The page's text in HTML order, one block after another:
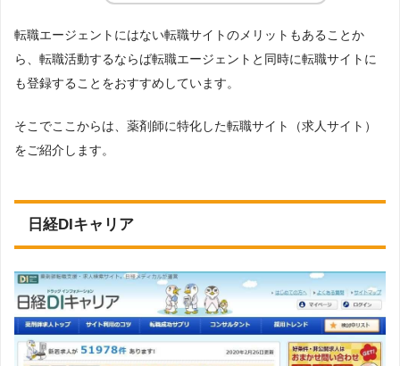
転職エージェントにはない転職サイトのメリットもあることか
ら、転職活動するならば転職エージェントと同時に転職サイトに
も登録することをおすすめしています。
そこでここからは、薬剤師に特化した転職サイト（求人サイト）
をご紹介します。
日経DIキャリア